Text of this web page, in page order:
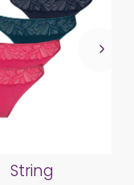
String